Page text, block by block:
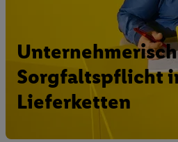
Sorgfaltspflicht
Lieferketten